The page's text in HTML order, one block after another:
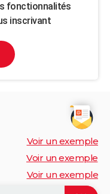
fonctionnalités
inscrivant
Voir un exemple
Voir un exemple
Voir un exemple